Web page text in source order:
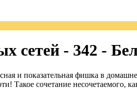
сетей - 342 -
и показательная фишка в
Такое сочетание несочетаемого,